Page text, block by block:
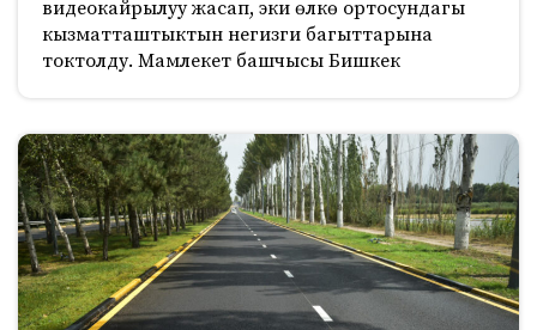
видеокайрылуу жасап, эки өлкө ортосундагы
кызматташтыктын негизги багыттарына
токтолду. Мамлекет башчысы Бишкек